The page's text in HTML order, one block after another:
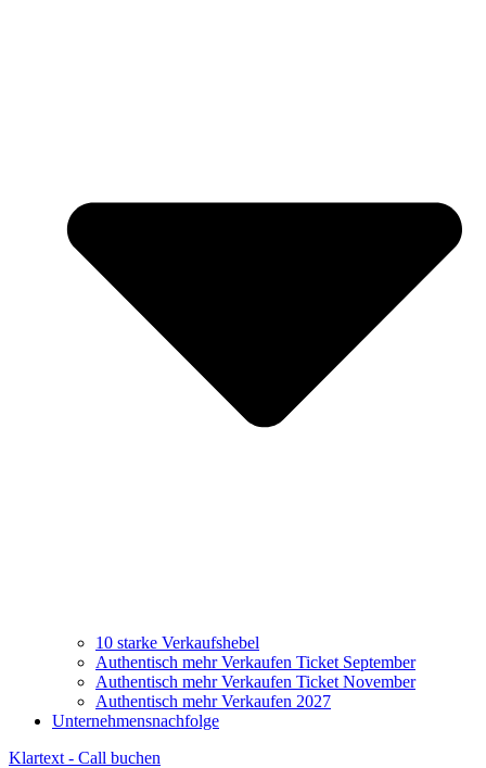
10 starke Verkaufshebel
Authentisch mehr Verkaufen Ticket September
Authentisch mehr Verkaufen Ticket November
Authentisch mehr Verkaufen 2027
Unternehmensnachfolge
Klartext - Call buchen